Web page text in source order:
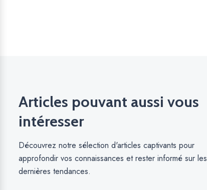
Articles pouvant aussi vous
intéresser
Découvrez notre sélection d'articles captivants pour
approfondir vos connaissances et rester informé sur les
dernières tendances.